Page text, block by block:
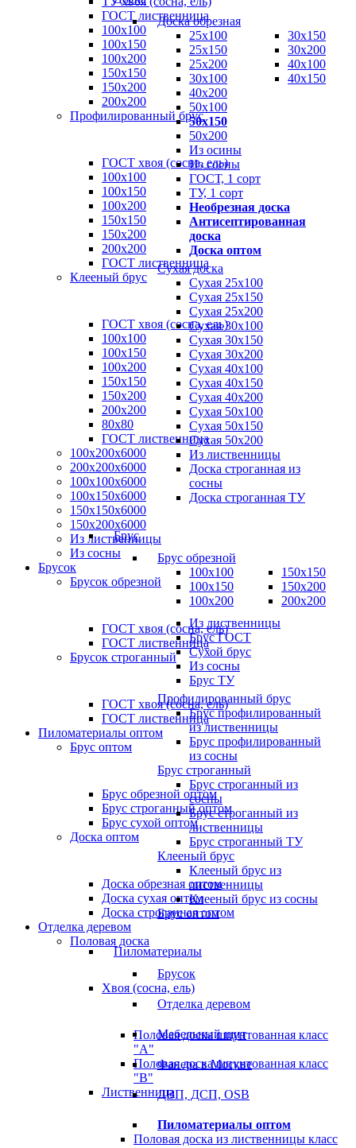
Доска обрезная
25х100
25х150
25х200
30х100
30х150
30х200
40х100
40х150
40х200
50х100
50х150
50х200
Из осины
Из сосны
ГОСТ, 1 сорт
ТУ, 1 сорт
Необрезная доска
Антисептированная
доска
Доска оптом
Сухая доска
Сухая 25х100
Сухая 25х150
Сухая 25х200
Сухая 30х100
Сухая 30х150
Сухая 30х200
Сухая 40х100
Сухая 40х150
Сухая 40х200
Сухая 50х100
Сухая 50х150
Сухая 50х200
Из лиственницы
Доска строганная из
сосны
Доска строганная ТУ
Брус
Брус обрезной
100х100
100х150
100х200
150х150
150х200
200х200
Из лиственницы
Брус ГОСТ
Сухой брус
Из сосны
Брус ТУ
Профилированный брус
Брус профилированный
из лиственницы
Брус профилированный
из сосны
Брус строганный
Брус строганный из
сосны
Брус строганный из
лиственницы
Брус строганный ТУ
Клееный брус
Клееный брус из
лиственницы
Клееный брус из сосны
Брус оптом
Пиломатериалы
Брусок
Отделка деревом
Мебельный щит
Фанера в Москве
ДВП, ДСП, OSB
Пиломатериалы оптом
ГОСТ лиственница
100х100
100х150
100х200
150х150
150х200
200х200
Профилированный брус
ГОСТ хвоя (сосна, ель)
100x100
100x150
100x200
150x150
150x200
200x200
ГОСТ лиственница
Клееный брус
ГОСТ хвоя (сосна, ель)
100x100
100x150
100x200
150x150
150x200
200x200
80х80
ГОСТ лиственница
100х200х6000
200х200х6000
100х100х6000
100х150х6000
150х150х6000
150х200х6000
Из лиственницы
Из сосны
Брусок
Брусок обрезной
ГОСТ хвоя (сосна, ель)
ГОСТ лиственница
Брусок строганный
ГОСТ хвоя (сосна, ель)
ГОСТ лиственница
Пиломатериалы оптом
Брус оптом
Брус обрезной оптом
Брус строганный оптом
Брус сухой оптом
Доска оптом
Доска обрезная оптом
Доска сухая оптом
Доска строганная оптом
Отделка деревом
Половая доска
Хвоя (сосна, ель)
Половая доска шпунтованная класс
"А"
Половая доска шпунтованная класс
"B"
Лиственница
Половая доска из лиственницы класс